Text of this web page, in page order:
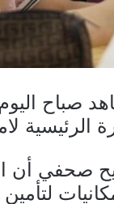
الرئيسية
صحفي أن